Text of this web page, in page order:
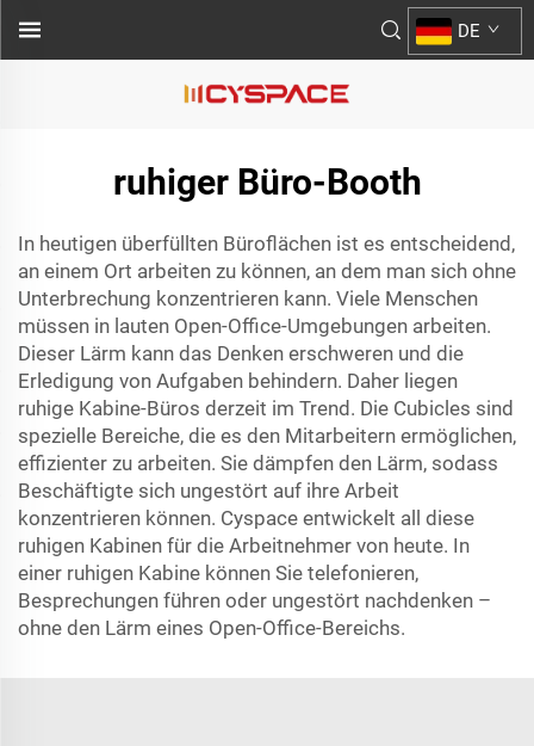
DE
ruhiger Büro-Booth
In heutigen überfüllten Büroflächen ist es entscheidend,
an einem Ort arbeiten zu können, an dem man sich ohne
Unterbrechung konzentrieren kann. Viele Menschen
müssen in lauten Open-Office-Umgebungen arbeiten.
Dieser Lärm kann das Denken erschweren und die
Erledigung von Aufgaben behindern. Daher liegen
ruhige Kabine-Büros derzeit im Trend. Die Cubicles sind
spezielle Bereiche, die es den Mitarbeitern ermöglichen,
effizienter zu arbeiten. Sie dämpfen den Lärm, sodass
Beschäftigte sich ungestört auf ihre Arbeit
konzentrieren können. Cyspace entwickelt all diese
ruhigen Kabinen für die Arbeitnehmer von heute. In
einer ruhigen Kabine können Sie telefonieren,
Besprechungen führen oder ungestört nachdenken –
ohne den Lärm eines Open-Office-Bereichs.